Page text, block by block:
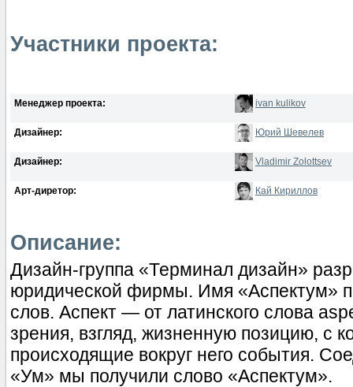
Участники проекта:
Менеджер проекта: ivan kulikov
Дизайнер: Юрий Шевелев
Дизайнер: Vladimir Zolottsev
Арт-диретор: Кай Кириллов
Описание:
Дизайн-группа «Терминал дизайн»
юридической фирмы. Имя «Аспектум»
слов. Аспект — от латинского слова
зрения, взгляд, жизненную позицию, с
происходящие вокруг него события.
«Ум» мы получили слово «Аспектум».